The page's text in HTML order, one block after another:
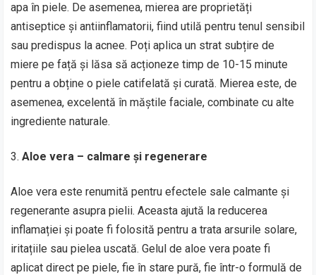
apa în piele. De asemenea, mierea are proprietăți
antiseptice și antiinflamatorii, fiind utilă pentru tenul sensibil
sau predispus la acnee. Poți aplica un strat subțire de
miere pe față și lăsa să acționeze timp de 10-15 minute
pentru a obține o piele catifelată și curată. Mierea este, de
asemenea, excelentă în măștile faciale, combinate cu alte
ingrediente naturale.
Aloe vera – calmare și regenerare
Aloe vera este renumită pentru efectele sale calmante și
regenerante asupra pielii. Aceasta ajută la reducerea
inflamației și poate fi folosită pentru a trata arsurile solare,
iritațiile sau pielea uscată. Gelul de aloe vera poate fi
aplicat direct pe piele, fie în stare pură, fie într-o formulă de